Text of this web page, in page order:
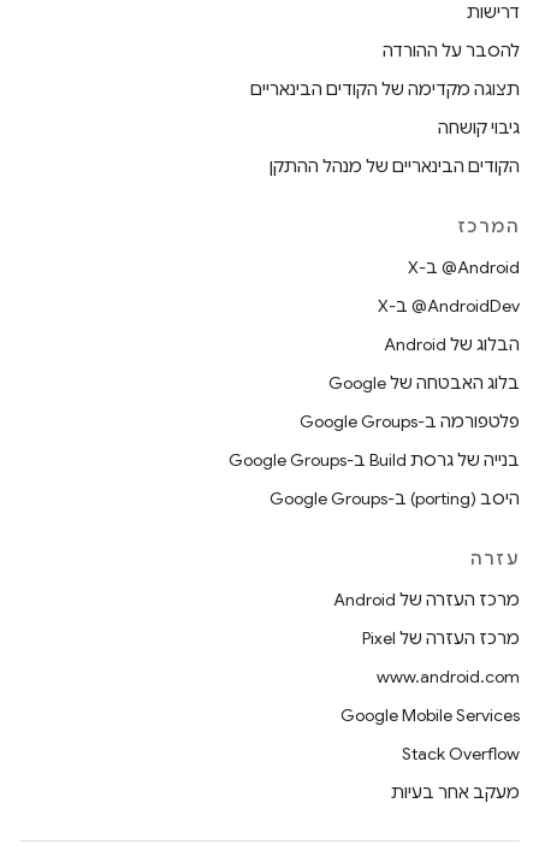
דרישות
להסבר על ההורדה
תצוגה מקדימה של הקודים הבינאריים
גיבוי קושחה
הקודים הבינאריים של מנהל ההתקן
המרכז
‫‎@Android ב-X
‫‎@AndroidDev ב-X
הבלוג של Android
בלוג האבטחה של Google
פלטפורמה ב-Google Groups
בנייה של גרסת Build ב-Google Groups
היסב (porting) ב-Google Groups
עזרה
מרכז העזרה של Android
מרכז העזרה של Pixel
www.android.com
Google Mobile Services
Stack Overflow
מעקב אחר בעיות